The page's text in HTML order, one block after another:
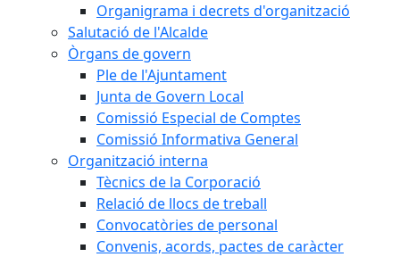
Organigrama i decrets d'organització
Salutació de l'Alcalde
Òrgans de govern
Ple de l'Ajuntament
Junta de Govern Local
Comissió Especial de Comptes
Comissió Informativa General
Organització interna
Tècnics de la Corporació
Relació de llocs de treball
Convocatòries de personal
Convenis, acords, pactes de caràcter